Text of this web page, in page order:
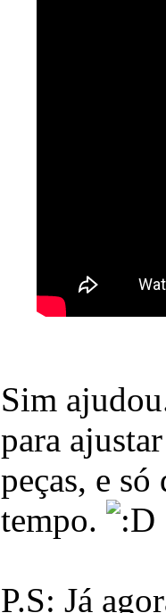
Sim
para
peças, e
tempo.
P.S: Já